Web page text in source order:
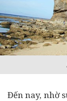
Đến nay, nhờ